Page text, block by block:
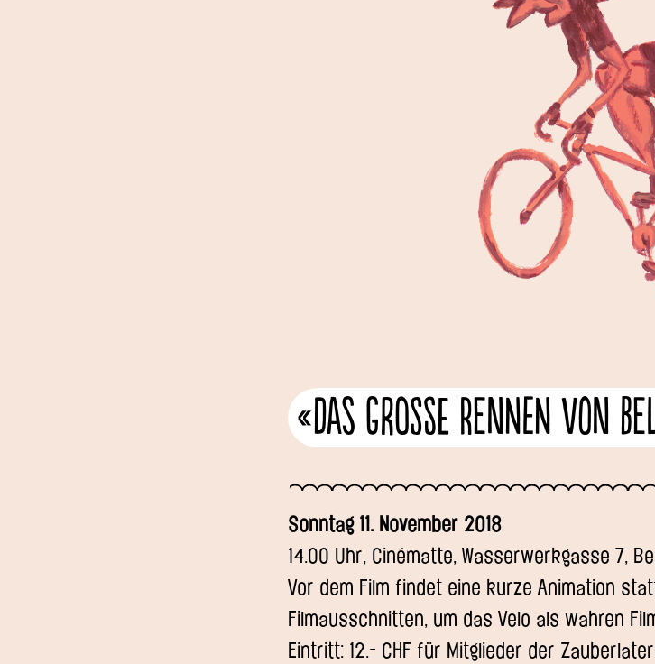
«Das Grosse Rennen von
Sonntag 11. November 2018
14.00 Uhr, Cinématte, Wasserwerkgasse 7,
Vor dem Film findet eine kurze Animation
Filmausschnitten, um das Velo als wahren
Eintritt: 12.- CHF für Mitglieder der